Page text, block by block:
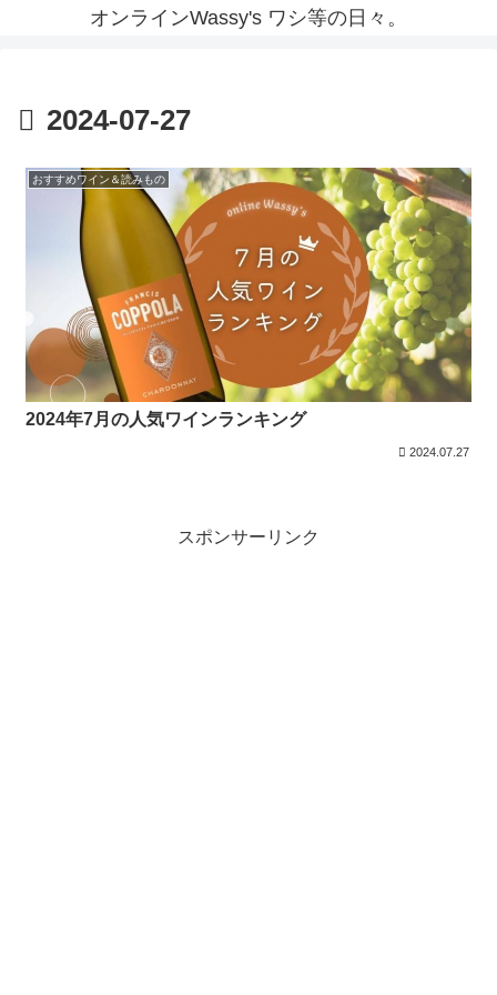
オンラインWassy's ワシ等の日々。
2024-07-27
おすすめワイン＆読みもの
2024年7月の人気ワインランキング
2024.07.27
スポンサーリンク